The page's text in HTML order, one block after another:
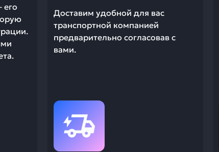
его
Доставим удобной для вас
транспортной компанией
предварительно согласовав с
вами.